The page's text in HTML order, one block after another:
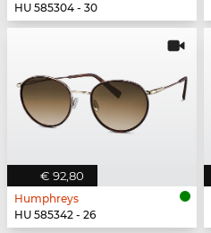
HU 585304 - 30
€ 92,80
Humphreys
HU 585342 - 26